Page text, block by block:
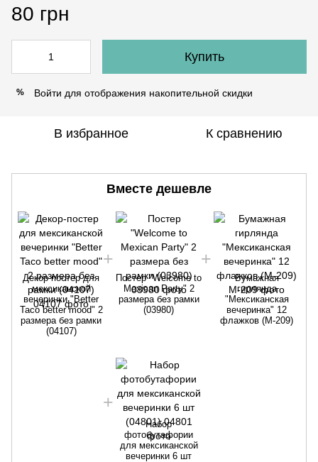
80 грн
Купить
% Войти для отображения накопительной скидки
В избранное К сравнению
Вместе дешевле
Декор-постер для
мексиканской
вечеринки "Better
Taco better mood" 2
размера без рамки
(04107)
Постер "Welcome to
Mexican Party" 2
размера без рамки
(03980)
Бумажная
гирлянда
"Мексиканская
вечеринка" 12
флажков (M-209)
Набор
фотобутафории
для мексиканской
вечеринки 6 шт